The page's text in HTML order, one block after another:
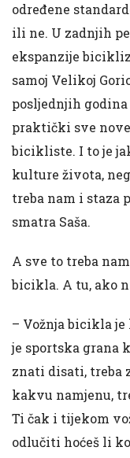
određene
ili ne. U zadnjih
ekspanzije
samoj Velikoj
posljednjih
praktički sve
bicikliste. I to je
kulture života,
treba nam i staza
smatra Saša.
A sve to treba
bicikla. A tu, ako
– Vožnja bicikla je
je sportska grana
znati disati, treba
kakvu namjenu,
Ti čak i tijekom
odlučiti hoćeš li